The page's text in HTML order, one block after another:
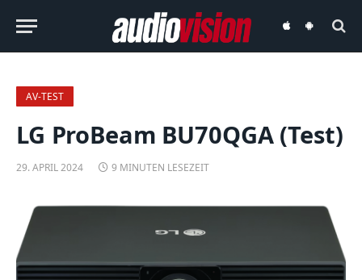
audiovisionaudiovision
AV-TEST
LG ProBeam BU70QGA (Test)
29. APRIL 2024 9 MINUTEN LESEZEIT